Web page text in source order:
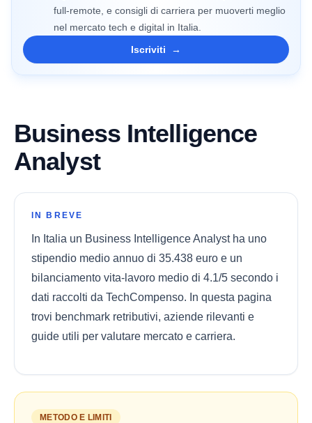
full-remote, e consigli di carriera per muoverti meglio
nel mercato tech e digital in Italia.
Iscriviti
→
Business Intelligence
Analyst
IN BREVE
In Italia un Business Intelligence Analyst ha uno
stipendio medio annuo di 35.438 euro e un
bilanciamento vita-lavoro medio di 4.1/5 secondo i
dati raccolti da TechCompenso. In questa pagina
trovi benchmark retributivi, aziende rilevanti e
guide utili per valutare mercato e carriera.
METODO E LIMITI